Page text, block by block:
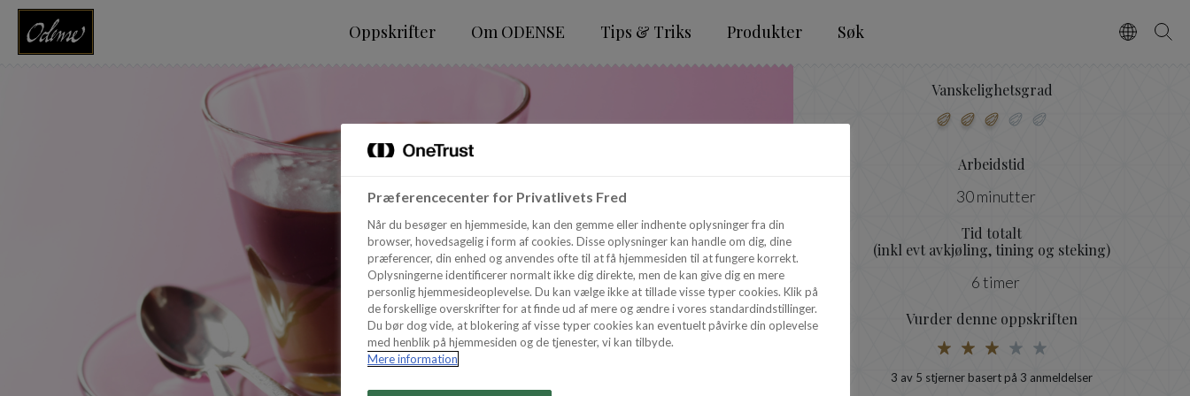
Oppskrifter Om ODENSE Tips & Triks Produkter Søk VælgSøg
Vanskelighetsgrad
Arbeidstid
30 minutter
Tid totalt
(inkl evt avkjøling, tining og steking)
6 timer
Vurder denne oppskriften
3 av 5 stjerner basert på 3 anmeldelser
Præferencecenter for Privatlivets Fred
Når du besøger en hjemmeside, kan den gemme eller indhente oplysninger fra din
browser, hovedsagelig i form af cookies. Disse oplysninger kan handle om dig, dine
præferencer, din enhed og anvendes ofte til at få hjemmesiden til at fungere korrekt.
Oplysningerne identificerer normalt ikke dig direkte, men de kan give dig en mere
personlig hjemmesideoplevelse. Du kan vælge ikke at tillade visse typer cookies. Klik på
de forskellige overskrifter for at finde ud af mere og ændre i vores standardindstillinger.
Du bør dog vide, at blokering af visse typer cookies kan eventuelt påvirke din oplevelse
med henblik på hjemmesiden og de tjenester, vi kan tilbyde.
Mere information